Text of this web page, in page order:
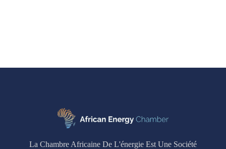
La Chambre Africaine De L'énergie Est Une Société